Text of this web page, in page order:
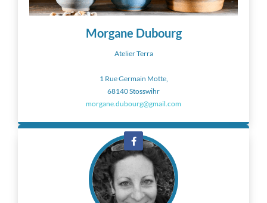
Morgane Dubourg
Atelier Terra
1 Rue Germain Motte,
68140 Stosswihr
morgane.dubourg@gmail.com